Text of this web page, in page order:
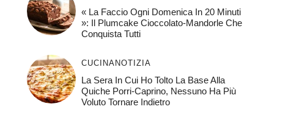
« La Faccio Ogni Domenica In 20 Minuti
»: Il Plumcake Cioccolato-Mandorle Che
Conquista Tutti
CUCINANOTIZIA
La Sera In Cui Ho Tolto La Base Alla
Quiche Porri-Caprino, Nessuno Ha Più
Voluto Tornare Indietro